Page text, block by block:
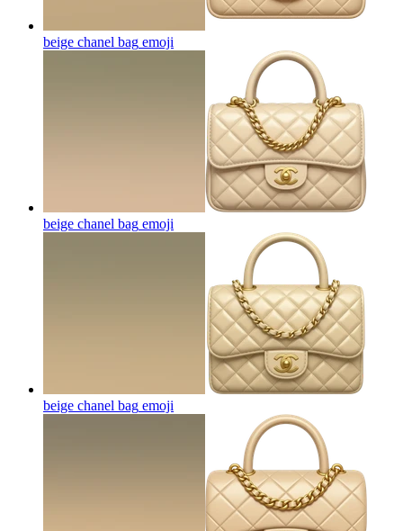
beige chanel bag emoji
beige chanel bag emoji
beige chanel bag emoji